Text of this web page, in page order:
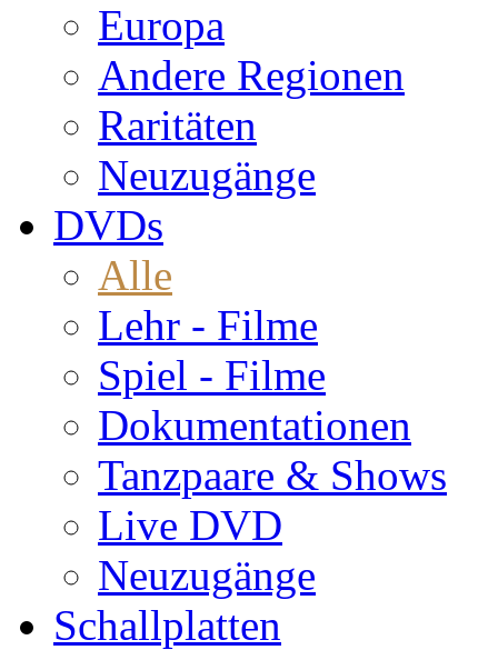
Europa
Andere Regionen
Raritäten
Neuzugänge
DVDs
Alle
Lehr - Filme
Spiel - Filme
Dokumentationen
Tanzpaare & Shows
Live DVD
Neuzugänge
Schallplatten